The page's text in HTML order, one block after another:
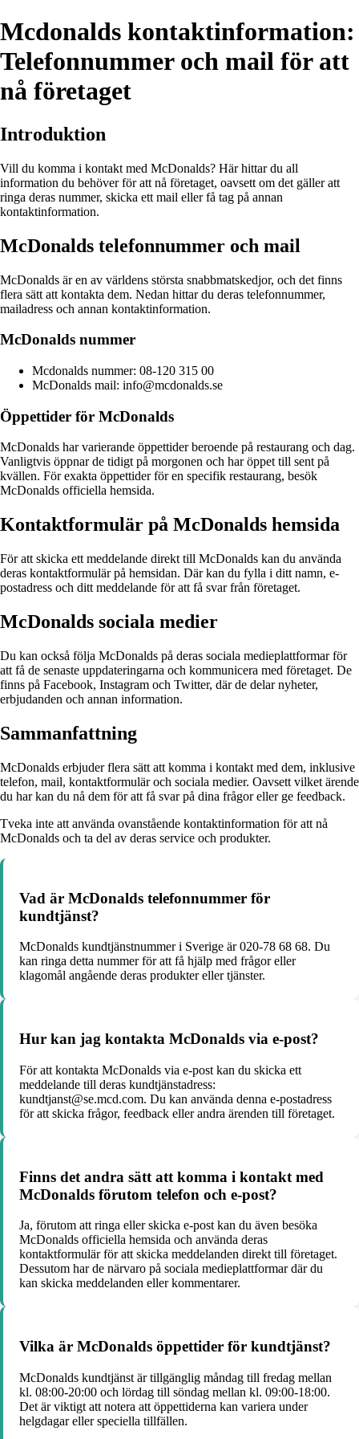
Mcdonalds kontaktinformation:
Telefonnummer och mail för att
nå företaget
Introduktion
Vill du komma i kontakt med McDonalds? Här hittar du all
information du behöver för att nå företaget, oavsett om det gäller att
ringa deras nummer, skicka ett mail eller få tag på annan
kontaktinformation.
McDonalds telefonnummer och mail
McDonalds är en av världens största snabbmatskedjor, och det finns
flera sätt att kontakta dem. Nedan hittar du deras telefonnummer,
mailadress och annan kontaktinformation.
McDonalds nummer
Mcdonalds nummer: 08-120 315 00
McDonalds mail: info@mcdonalds.se
Öppettider för McDonalds
McDonalds har varierande öppettider beroende på restaurang och dag.
Vanligtvis öppnar de tidigt på morgonen och har öppet till sent på
kvällen. För exakta öppettider för en specifik restaurang, besök
McDonalds officiella hemsida.
Kontaktformulär på McDonalds hemsida
För att skicka ett meddelande direkt till McDonalds kan du använda
deras kontaktformulär på hemsidan. Där kan du fylla i ditt namn, e-
postadress och ditt meddelande för att få svar från företaget.
McDonalds sociala medier
Du kan också följa McDonalds på deras sociala medieplattformar för
att få de senaste uppdateringarna och kommunicera med företaget. De
finns på Facebook, Instagram och Twitter, där de delar nyheter,
erbjudanden och annan information.
Sammanfattning
McDonalds erbjuder flera sätt att komma i kontakt med dem, inklusive
telefon, mail, kontaktformulär och sociala medier. Oavsett vilket ärende
du har kan du nå dem för att få svar på dina frågor eller ge feedback.
Tveka inte att använda ovanstående kontaktinformation för att nå
McDonalds och ta del av deras service och produkter.
Vad är McDonalds telefonnummer för
kundtjänst?
McDonalds kundtjänstnummer i Sverige är 020-78 68 68. Du
kan ringa detta nummer för att få hjälp med frågor eller
klagomål angående deras produkter eller tjänster.
Hur kan jag kontakta McDonalds via e-post?
För att kontakta McDonalds via e-post kan du skicka ett
meddelande till deras kundtjänstadress:
kundtjanst@se.mcd.com. Du kan använda denna e-postadress
för att skicka frågor, feedback eller andra ärenden till företaget.
Finns det andra sätt att komma i kontakt med
McDonalds förutom telefon och e-post?
Ja, förutom att ringa eller skicka e-post kan du även besöka
McDonalds officiella hemsida och använda deras
kontaktformulär för att skicka meddelanden direkt till företaget.
Dessutom har de närvaro på sociala medieplattformar där du
kan skicka meddelanden eller kommentarer.
Vilka är McDonalds öppettider för kundtjänst?
McDonalds kundtjänst är tillgänglig måndag till fredag mellan
kl. 08:00-20:00 och lördag till söndag mellan kl. 09:00-18:00.
Det är viktigt att notera att öppettiderna kan variera under
helgdagar eller speciella tillfällen.